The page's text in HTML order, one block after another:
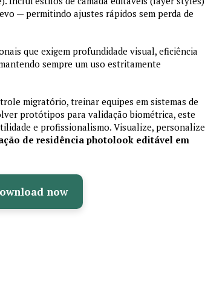
— permitindo ajustes rápidos sem perda de
que exigem profundidade visual, eficiência
sempre um uso estritamente
migratório, treinar equipes em sistemas de
protótipos para validação biométrica, este
e profissionalismo. Visualize, personalize
de residência photolook editável em
now